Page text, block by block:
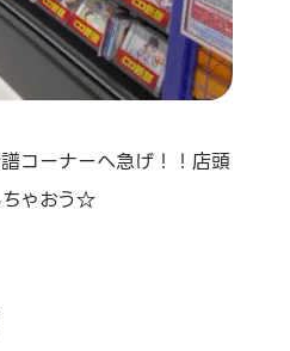
コーナーへ急げ！！店頭
ちゃおう☆